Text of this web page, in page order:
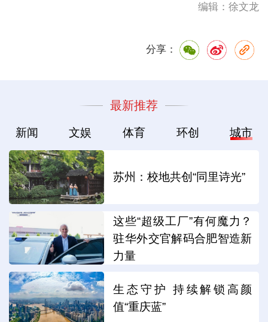
编辑：徐文龙
分享：
最新推荐
新闻 文娱 体育 环创 城市
苏州：校地共创“同里诗光”
这些“超级工厂”有何魔力？
驻华外交官解码合肥智造新
力量
生态守护 持续解锁高颜
值“重庆蓝”